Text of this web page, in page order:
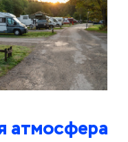
атмосфера